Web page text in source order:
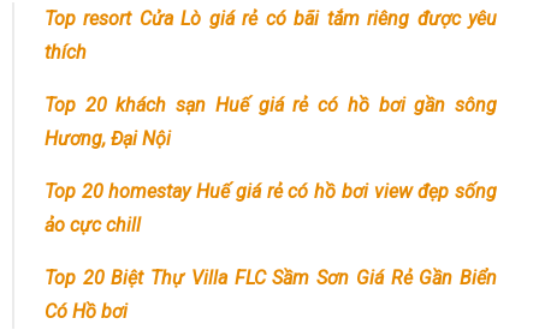
Top resort Cửa Lò giá rẻ có bãi tắm riêng được yêu
thích
Top 20 khách sạn Huế giá rẻ có hồ bơi gần sông
Hương, Đại Nội
Top 20 homestay Huế giá rẻ có hồ bơi view đẹp sống
ảo cực chill
Top 20 Biệt Thự Villa FLC Sầm Sơn Giá Rẻ Gần Biển
Có Hồ bơi